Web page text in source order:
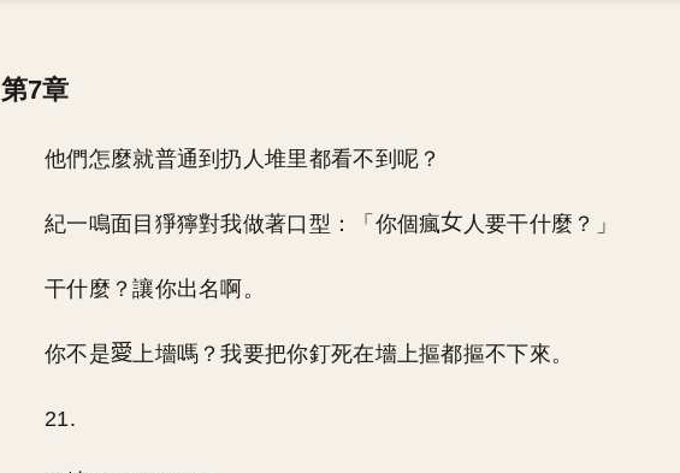
第7章
他們怎麼就普通到扔人堆里都看不到呢？
紀一鳴面目猙獰對我做著口型：「你個瘋 人要干什麼？」
干什麼？讓你出名啊。
你不是 上墻嗎？我要把你釘死在墻上摳都摳不下來。
21.